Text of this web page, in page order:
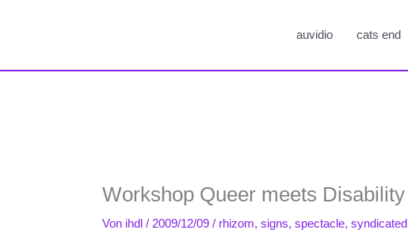
auvidio cats end
Workshop Queer meets Disability
Von ihdl/ 2009/12/09/ rhizom,signs,spectacle,syndicated